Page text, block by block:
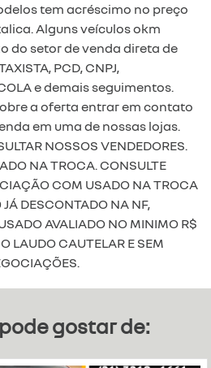
tem acréscimo no preço
Alguns veículos okm
do setor de venda direta de
PCD, CNPJ,
e demais seguimentos.
a oferta entrar em contato
em uma de nossas lojas.
NOSSOS VENDEDORES.
NA TROCA. CONSULTE
COM USADO NA TROCA
DESCONTADO NA NF,
AVALIADO NO MINIMO R$
LAUDO CAUTELAR E SEM
gostar de: